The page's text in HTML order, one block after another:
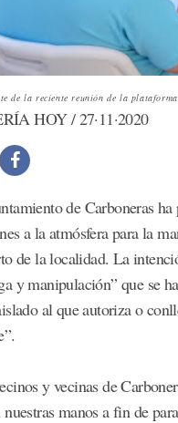
de la reciente reunión de la
HOY / 27·11·2020
de Carboneras
a la atmósfera para la
de la localidad. La
y manipulación” que se
al que autoriza o
y vecinas de
nuestras manos a fin de